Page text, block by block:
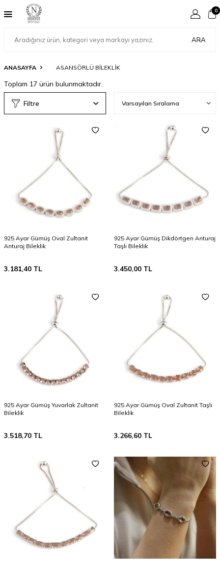
ARA
0
ANASAYFA ASANSÖRLÜ BILEKLIK
Toplam 17 ürün bulunmaktadır.
Filtre
925 Ayar Gümüş Oval Zultanit
Anturaj Bileklik
3.181,40 TL
925 Ayar Gümüş Dikdörtgen Anturaj
Taşlı Bileklik
3.450,00 TL
925 Ayar Gümüş Yuvarlak Zultanit
Bileklik
3.518,70 TL
925 Ayar Gümüş Oval Zultanit Taşlı
Bileklik
3.266,60 TL